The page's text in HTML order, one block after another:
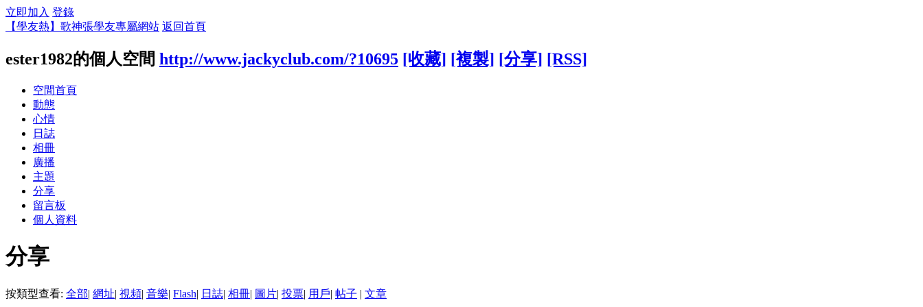
立即加入 登錄
【學友熱】歌神張學友專屬網站 返回首頁
ester1982的個人空間 http://www.jackyclub.com/?10695 [收藏] [複製] [分享] [RSS]
空間首頁
動態
心情
日誌
相冊
廣播
主題
分享
留言板
個人資料
分享
按類型查看: 全部| 網址| 視頻| 音樂| Flash| 日誌| 相冊| 圖片| 投票| 用戶| 帖子 | 文章